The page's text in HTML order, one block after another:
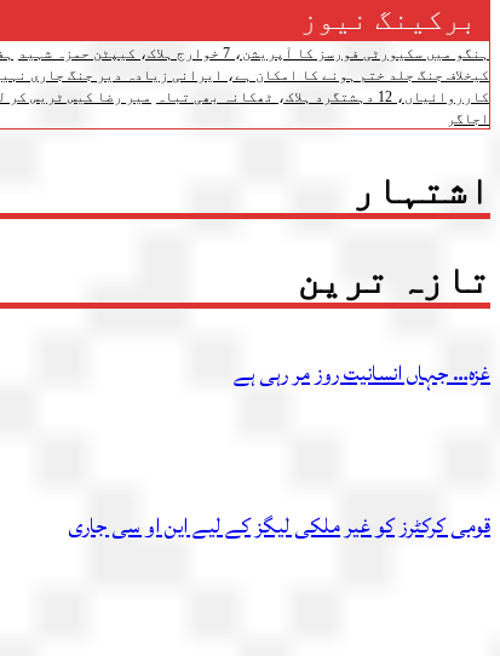
برکینگ نیوز
ہنگو میں سکیورٹی فورسز کا آپریشن، 7 خوارج ہلاک، کیپٹن حمزہ شہید
کیخلاف جنگ جلد ختم ہونے کا امکان ہے، ایرانی زیادہ دیر جنگ جاری
کارروائیاں، 12 دہشتگرد ہلاک، ٹھکانہ بھی تباہ
میر رضا کیس ٹریس کر
اجاگر
اشتہار
تازہ ترین
غزہ… جہاں انسانیت روز مر رہی ہے
قومی کرکٹرز کو غیر ملکی لیگز کے لیے این او سی جاری